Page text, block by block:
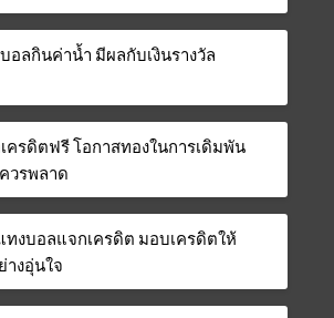
อลกินค่าน้ำ มีผลกับเงินรางวัล
ครดิตฟรี โอกาสทองในการเดิมพัน
วรพลาด
ทงบอลแจกเครดิต มอบเครดิตให้
งอุ่นใจ